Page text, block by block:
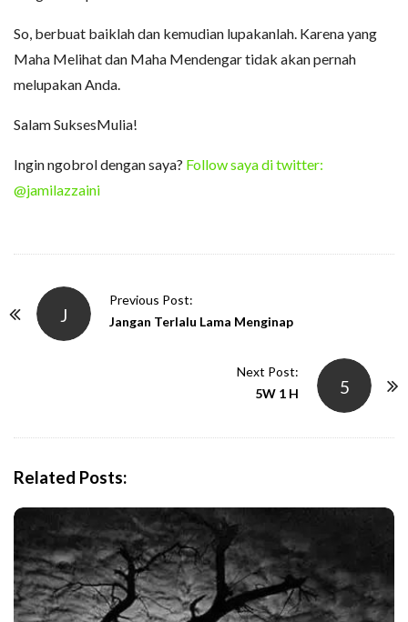
So, berbuat baiklah dan kemudian lupakanlah. Karena yang
Maha Melihat dan Maha Mendengar tidak akan pernah
melupakan Anda.
Salam SuksesMulia!
Ingin ngobrol dengan saya? Follow saya di twitter:
@jamilazzaini
J
Previous Post:
Jangan Terlalu Lama Menginap
5
Next Post:
5W 1 H
Related Posts: